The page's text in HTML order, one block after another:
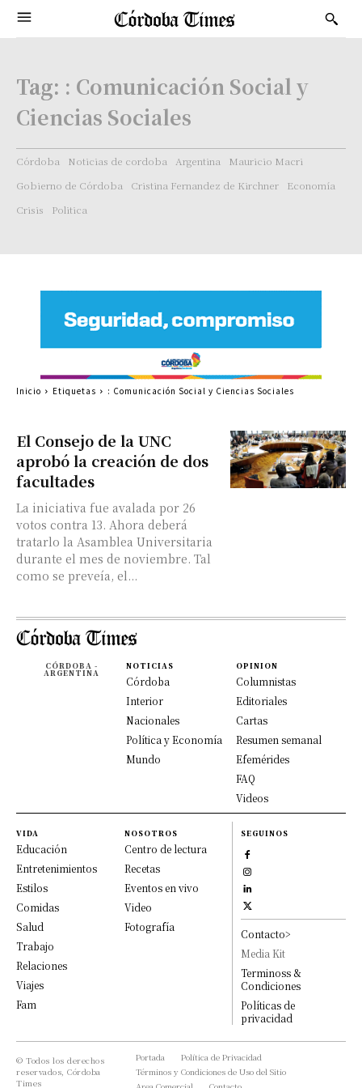
Tag: : Comunicación Social y
Ciencias Sociales
Córdoba Noticias de cordoba Argentina
Mauricio Macri
Gobierno de Córdoba
Cristina Fernandez de Kirchner
Economía
Crisis
Politica
El Consejo de la UNC
aprobó la creación de dos
facultades
La iniciativa fue avalada por 26
votos contra 13. Ahora deberá
tratarlo la Asamblea Universitaria
durante el mes de noviembre. Tal
como se preveía, el...
Inicio Etiquetas : Comunicación Social y Ciencias Sociales
CÓRDOBA -
ARGENTINA
NOTICIAS
Córdoba
Interior
Nacionales
Política y Economía
Mundo
OPINION
Columnistas
Editoriales
Cartas
Resumen semanal
Efemérides
FAQ
Videos
VIDA
Educación
Entretenimientos
Estilos
Comidas
Salud
Trabajo
Relaciones
Viajes
Fam
NOSOTROS
Centro de lectura
Recetas
Eventos en vivo
Video
Fotografía
SEGUINOS
Contacto>
Media Kit
Terminoss &
Condiciones
Políticas de
privacidad
© Todos los derechos
reservados, Córdoba
Times
Portada
Política de Privacidad
Términos y Condiciones de Uso del Sitio